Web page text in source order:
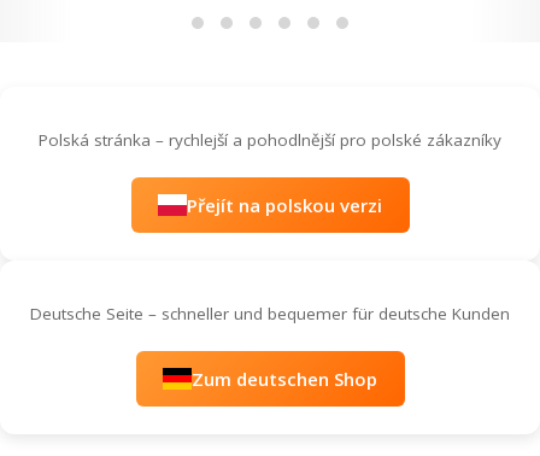
Polská stránka – rychlejší a pohodlnější pro polské zákazníky
Přejít na polskou verzi
Deutsche Seite – schneller und bequemer für deutsche Kunden
Zum deutschen Shop